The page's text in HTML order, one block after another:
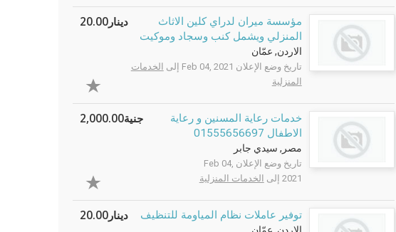
مؤسسة ميران لدراي كلين الاثاث
المنزلي ويشمل كنب وسجاد وموكيت
الاردن, عمّان
تاريخ وضع الإعلان Feb 04, 2021 إلى
الخدمات
المنزلية
دينار20.00
خدمات رعاية المسنين و رعاية
الاطفال 01555656697
مصر, سيدي جابر
تاريخ وضع الإعلان Feb 04,
2021 إلى
الخدمات المنزلية
جنية2,000.00
توفير عاملات نظام المياومة للتنظيف دينار20.00